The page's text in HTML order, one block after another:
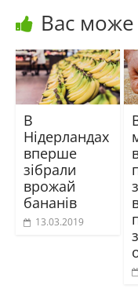
Вас може
В
Нідерландах
вперше
зібрали
врожай
бананів
13.03.2019